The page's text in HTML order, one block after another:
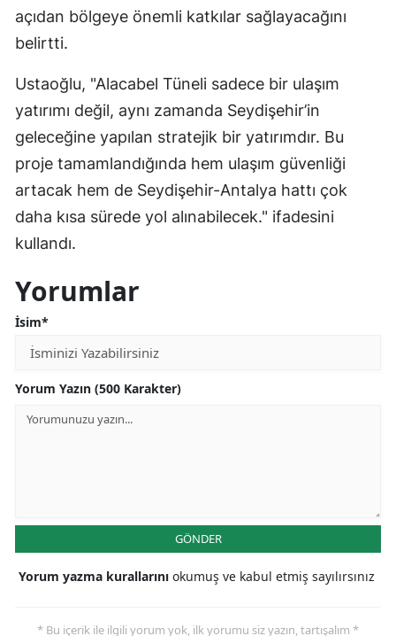
Eskişehir
Giresun
Gümüşhane
Hakkari
Hatay
Isparta
Kocaeli
Kütahya
açıdan bölgeye önemli katkılar sağlayacağını
belirtti.
Ustaoğlu, "Alacabel Tüneli sadece bir ulaşım
yatırımı değil, aynı zamanda Seydişehir’in
geleceğine yapılan stratejik bir yatırımdır. Bu
proje tamamlandığında hem ulaşım güvenliği
artacak hem de Seydişehir-Antalya hattı çok
daha kısa sürede yol alınabilecek." ifadesini
kullandı.
Yorumlar
İsim*
Yorum Yazın (500 Karakter)
GÖNDER
Yorum yazma kurallarını okumuş ve kabul etmiş sayılırsınız
* Bu içerik ile ilgili yorum yok, ilk yorumu siz yazın, tartışalım *